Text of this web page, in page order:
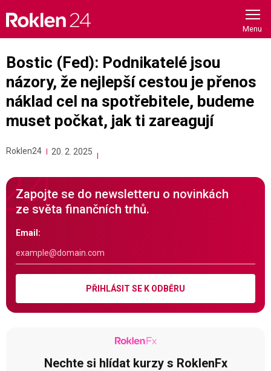
content
Bostic (Fed): Podnikatelé jsou
názory, že nejlepší cestou je přenos
náklad cel na spotřebitele, budeme
muset počkat, jak ti zareagují
Roklen24 20. 2. 2025
Zapojte se do newsletteru o novinkách
ze světa finančních trhů.
Email:
PŘIHLÁSIT SE K ODBĚRU
Nechte si hlídat kurzy s RoklenFx